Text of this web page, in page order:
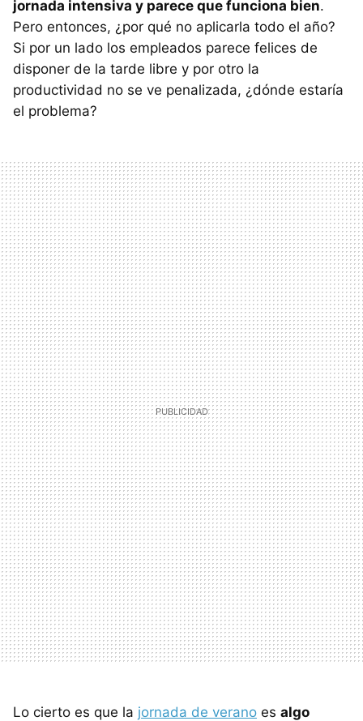
jornada intensiva y parece que funciona bien.
Pero entonces, ¿por qué no aplicarla todo el año?
Si por un lado los empleados parece felices de
disponer de la tarde libre y por otro la
productividad no se ve penalizada, ¿dónde estaría
el problema?
Lo cierto es que la jornada de verano es algo